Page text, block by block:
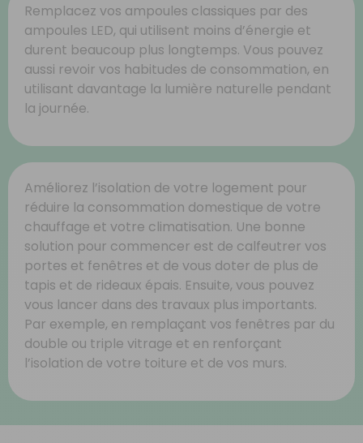
Remplacez vos ampoules classiques par des
ampoules LED, qui utilisent moins d’énergie et
durent beaucoup plus longtemps. Vous pouvez
aussi revoir vos habitudes de consommation, en
utilisant davantage la lumière naturelle pendant
la journée.
Améliorez l’isolation de votre logement pour
réduire la consommation domestique de votre
chauffage et votre climatisation. Une bonne
solution pour commencer est de calfeutrer vos
portes et fenêtres et de vous doter de plus de
tapis et de rideaux épais. Ensuite, vous pouvez
vous lancer dans des travaux plus importants.
Par exemple, en remplaçant vos fenêtres par du
double ou triple vitrage et en renforçant
l’isolation de votre toiture et de vos murs.